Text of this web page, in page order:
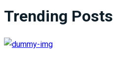
Trending Posts